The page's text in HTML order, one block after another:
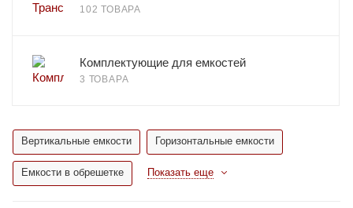
102 ТОВАРА
Комплектующие для емкостей
3 ТОВАРА
Вертикальные емкости Горизонтальные емкости
Емкости в обрешетке Показать еще